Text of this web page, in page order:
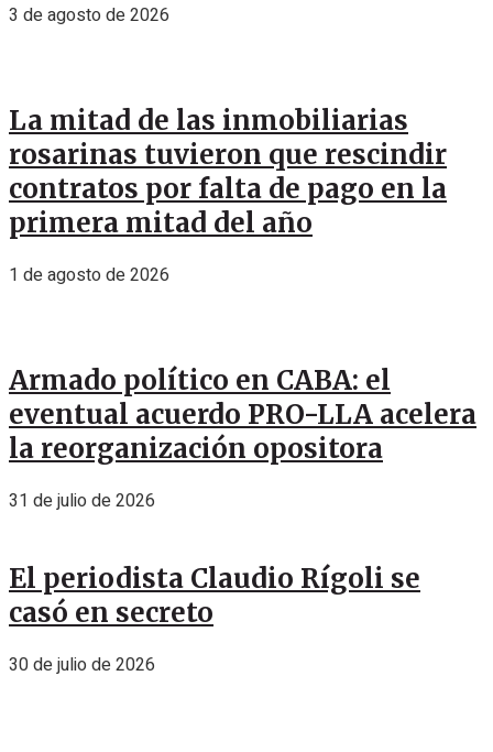
3 de agosto de 2026
La mitad de las inmobiliarias
rosarinas tuvieron que rescindir
contratos por falta de pago en la
primera mitad del año
1 de agosto de 2026
Armado político en CABA: el
eventual acuerdo PRO-LLA acelera
la reorganización opositora
31 de julio de 2026
El periodista Claudio Rígoli se
casó en secreto
30 de julio de 2026